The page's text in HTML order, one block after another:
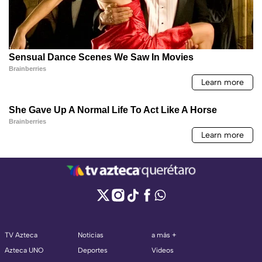
TV Azteca
Azteca UNO
Noticias
Deportes
a más +
Videos